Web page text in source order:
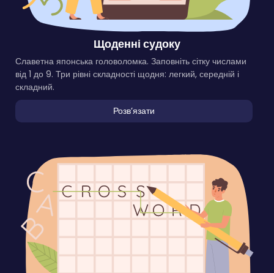
Щоденні судоку
Славетна японська головоломка. Заповніть сітку числами
від 1 до 9. Три рівні складності щодня: легкий, середній і
складний.
Розвʼязати